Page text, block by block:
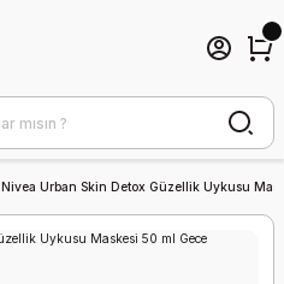
Nivea Urban Skin Detox Güzellik Uykusu